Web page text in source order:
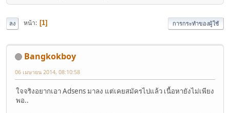
ลง หน้า 1 การกระทำของผู้ใช้
Bangkokboy
06 เมษายน 2014, 08:10:58
ใจจริงอยากเอา Adsens มาลง แต่เคยสมัครไปแล้ว เนื้อหายังไม่เพียง
พอ..